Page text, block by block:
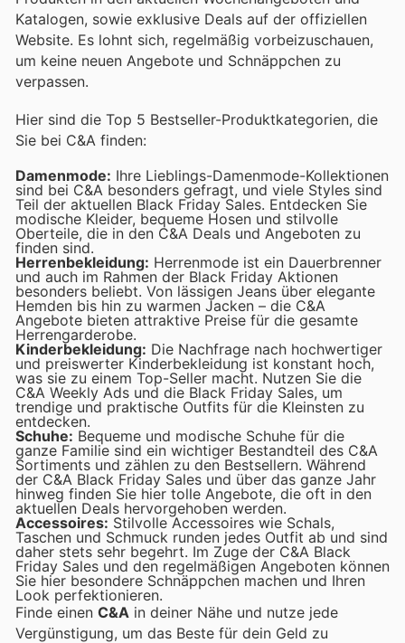
Katalogen, sowie exklusive Deals auf der offiziellen
Website. Es lohnt sich, regelmäßig vorbeizuschauen,
um keine neuen Angebote und Schnäppchen zu
verpassen.
Hier sind die Top 5 Bestseller-Produktkategorien, die
Sie bei C&A finden:
Damenmode: Ihre Lieblings-Damenmode-Kollektionen
sind bei C&A besonders gefragt, und viele Styles sind
Teil der aktuellen Black Friday Sales. Entdecken Sie
modische Kleider, bequeme Hosen und stilvolle
Oberteile, die in den C&A Deals und Angeboten zu
finden sind.
Herrenbekleidung: Herrenmode ist ein Dauerbrenner
und auch im Rahmen der Black Friday Aktionen
besonders beliebt. Von lässigen Jeans über elegante
Hemden bis hin zu warmen Jacken – die C&A
Angebote bieten attraktive Preise für die gesamte
Herrengarderobe.
Kinderbekleidung: Die Nachfrage nach hochwertiger
und preiswerter Kinderbekleidung ist konstant hoch,
was sie zu einem Top-Seller macht. Nutzen Sie die
C&A Weekly Ads und die Black Friday Sales, um
trendige und praktische Outfits für die Kleinsten zu
entdecken.
Schuhe: Bequeme und modische Schuhe für die
ganze Familie sind ein wichtiger Bestandteil des C&A
Sortiments und zählen zu den Bestsellern. Während
der C&A Black Friday Sales und über das ganze Jahr
hinweg finden Sie hier tolle Angebote, die oft in den
aktuellen Deals hervorgehoben werden.
Accessoires: Stilvolle Accessoires wie Schals,
Taschen und Schmuck runden jedes Outfit ab und sind
daher stets sehr begehrt. Im Zuge der C&A Black
Friday Sales und den regelmäßigen Angeboten können
Sie hier besondere Schnäppchen machen und Ihren
Look perfektionieren.
Finde einen C&A in deiner Nähe und nutze jede
Vergünstigung, um das Beste für dein Geld zu